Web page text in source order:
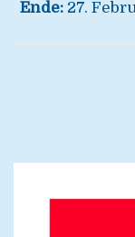
Ende: 27.